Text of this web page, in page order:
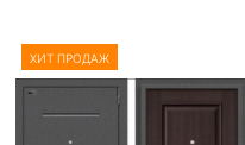
ХИТ ПРОДАЖ